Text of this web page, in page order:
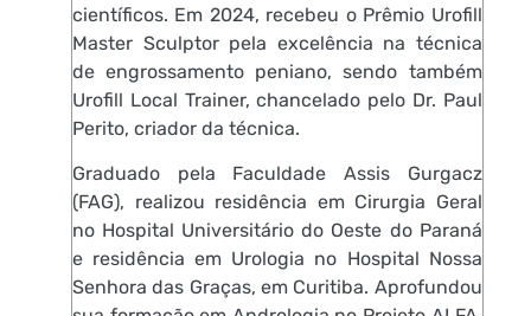
científicos. Em 2024, recebeu o Prêmio Urofill
Master Sculptor pela excelência na técnica
de engrossamento peniano, sendo também
Urofill Local Trainer, chancelado pelo Dr. Paul
Perito, criador da técnica.
Graduado pela Faculdade Assis Gurgacz
(FAG), realizou residência em Cirurgia Geral
no Hospital Universitário do Oeste do Paraná
e residência em Urologia no Hospital Nossa
Senhora das Graças, em Curitiba. Aprofundou